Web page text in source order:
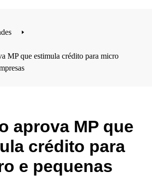
🢒
MP que estimula crédito para micro
aprova MP que
crédito para
e pequenas